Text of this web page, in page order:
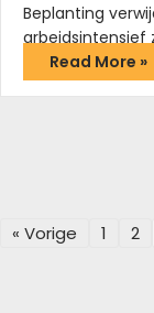
Beplanting
arbeidsintensief
Read More »
« Vorige 1 2